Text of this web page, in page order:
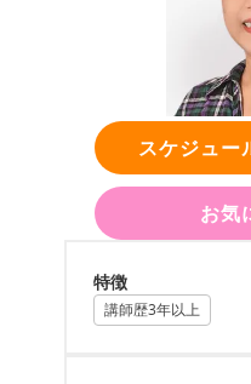
スケジュー
お気
特徴
講師歴3年以上